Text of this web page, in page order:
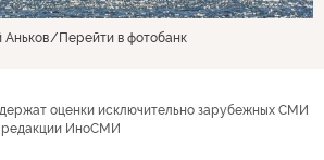
Перейти в фотобанк
оценки исключительно зарубежных СМИ
редакции ИноСМИ